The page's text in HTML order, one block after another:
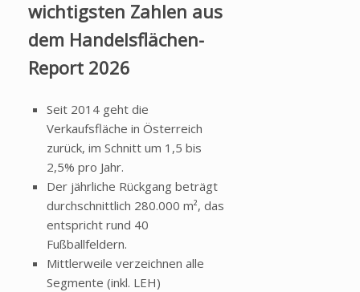
wichtigsten Zahlen aus
dem Handelsflächen-
Report 2026
Seit 2014 geht die
Verkaufsfläche in Österreich
zurück, im Schnitt um 1,5 bis
2,5% pro Jahr.
Der jährliche Rückgang beträgt
durchschnittlich 280.000 m², das
entspricht rund 40
Fußballfeldern.
Mittlerweile verzeichnen alle
Segmente (inkl. LEH)